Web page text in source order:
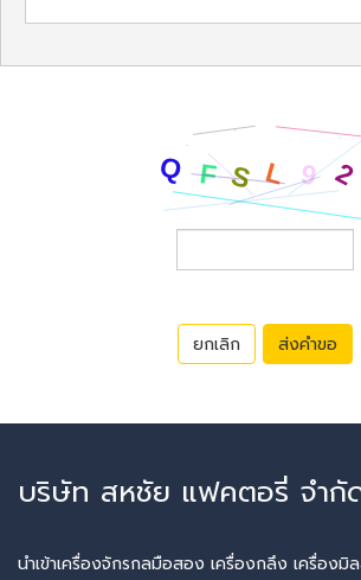
ยกเลิก ส่งคำขอ
บริษัท สหชัย แฟคตอรี่ จำกั
นำเข้าเครื่องจักรกลมือสอง เครื่องกลึง เครื่องมิ